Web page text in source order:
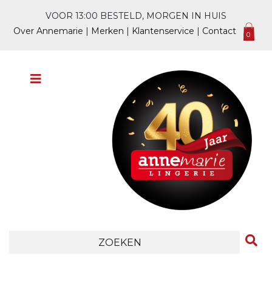
VOOR 13:00 BESTELD, MORGEN IN HUIS
Over Annemarie | Merken | Klantenservice | Contact 0